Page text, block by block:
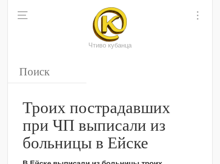
Чтиво кубанца
Троих пострадавших
при ЧП выписали из
больницы в Ейске